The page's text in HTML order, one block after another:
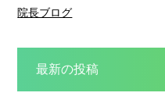
院長ブログ
最新の投稿